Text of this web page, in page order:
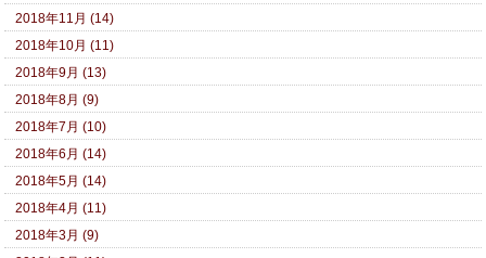
2018年11月 (14)
2018年10月 (11)
2018年9月 (13)
2018年8月 (9)
2018年7月 (10)
2018年6月 (14)
2018年5月 (14)
2018年4月 (11)
2018年3月 (9)